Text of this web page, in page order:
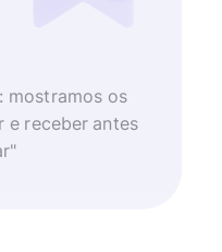
mostramos os
e receber antes